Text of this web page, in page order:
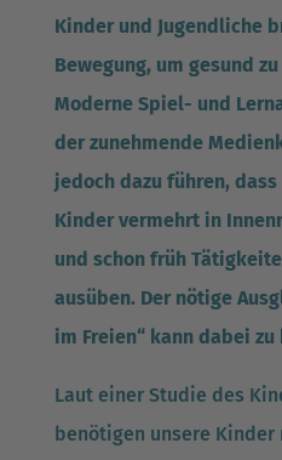
Kinder und Jugendliche
Bewegung, um gesund
Moderne Spiel- und
der zunehmende
jedoch dazu führen,
Kinder vermehrt in
und schon früh
ausüben. Der nötige
im Freien“ kann dabei
Laut einer Studie des
benötigen unsere